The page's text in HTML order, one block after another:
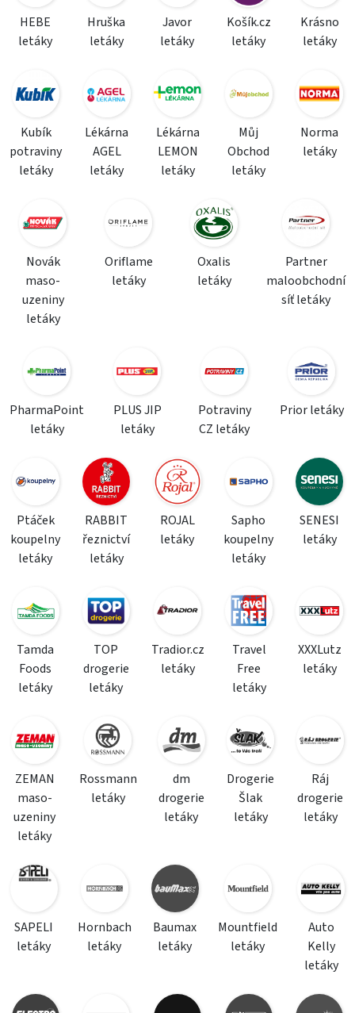
HEBE
letáky
Hruška
letáky
Javor
letáky
Košík.cz
letáky
Krásno
letáky
Kubík
potraviny
letáky
Lékárna
AGEL
letáky
Lékárna
LEMON
letáky
Můj
Obchod
letáky
Norma
letáky
Novák
maso-
uzeniny
letáky
Oriflame
letáky
Oxalis
letáky
Partner
maloobchodní
síť letáky
PharmaPoint
letáky
PLUS JIP
letáky
Potraviny
CZ letáky
Prior letáky
Ptáček
koupelny
letáky
RABBIT
řeznictví
letáky
ROJAL
letáky
Sapho
koupelny
letáky
SENESI
letáky
Tamda
Foods
letáky
TOP
drogerie
letáky
Tradior.cz
letáky
Travel
Free
letáky
XXXLutz
letáky
ZEMAN
maso-
uzeniny
letáky
Rossmann
letáky
dm
drogerie
letáky
Drogerie
Šlak
letáky
Ráj
drogerie
letáky
SAPELI
letáky
Hornbach
letáky
Baumax
letáky
Mountfield
letáky
Auto
Kelly
letáky